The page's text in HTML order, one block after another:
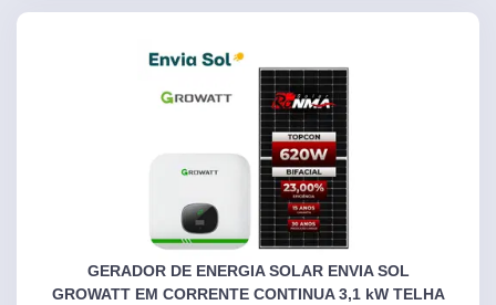
GERADOR DE ENERGIA SOLAR ENVIA SOL
GROWATT EM CORRENTE CONTINUA 3,1 kW TELHA